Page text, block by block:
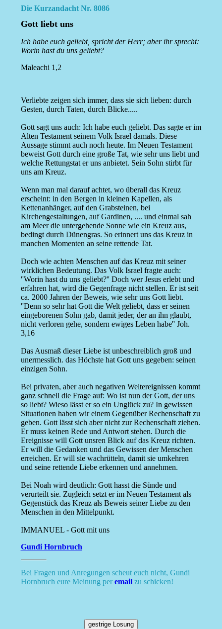
Die Kurzandacht Nr. 8086
Gott liebt uns
Ich habe euch geliebt, spricht der Herr; aber ihr sprecht:
Worin hast du uns geliebt?
Maleachi 1,2
Verliebte zeigen sich immer, dass sie sich lieben: durch
Gesten, durch Taten, durch Blicke.....
Gott sagt uns auch: Ich habe euch geliebt. Das sagte er im
Alten Testament seinem Volk Israel damals. Diese
Aussage stimmt auch noch heute. Im Neuen Testament
beweist Gott durch eine große Tat, wie sehr uns liebt und
welche Rettungstat er uns anbietet. Sein Sohn stirbt für
uns am Kreuz.
Wenn man mal darauf achtet, wo überall das Kreuz
erscheint: in den Bergen in kleinen Kapellen, als
Kettenanhänger, auf den Grabsteinen, bei
Kirchengestaltungen, auf Gardinen, .... und einmal sah
am Meer die untergehende Sonne wie ein Kreuz aus,
bedingt durch Dünengras. So erinnert uns das Kreuz in
manchen Momenten an seine rettende Tat.
Doch wie achten Menschen auf das Kreuz mit seiner
wirklichen Bedeutung. Das Volk Israel fragte auch:
''Worin hast du uns geliebt?'' Doch wer Jesus erlebt und
erfahren hat, wird die Gegenfrage nicht stellen. Er ist seit
ca. 2000 Jahren der Beweis, wie sehr uns Gott liebt.
''Denn so sehr hat Gott die Welt geliebt, dass er seinen
eingeborenen Sohn gab, damit jeder, der an ihn glaubt,
nicht verloren gehe, sondern ewiges Leben habe'' Joh.
3,16
Das Ausmaß dieser Liebe ist unbeschreiblich groß und
unermesslich. das Höchste hat Gott uns gegeben: seinen
einzigen Sohn.
Bei privaten, aber auch negativen Weltereignissen kommt
ganz schnell die Frage auf: Wo ist nun der Gott, der uns
so liebt? Wieso lässt er so ein Unglück zu? In gewissen
Situationen haben wir einem Gegenüber Rechenschaft zu
geben. Gott lässt sich aber nicht zur Rechenschaft ziehen.
Er muss keinen Rede und Antwort stehen. Durch die
Ereignisse will Gott unsren Blick auf das Kreuz richten.
Er will die Gedanken und das Gewissen der Menschen
erreichen. Er will sie wachrütteln, damit sie umkehren
und seine rettende Liebe erkennen und annehmen.
Bei Noah wird deutlich: Gott hasst die Sünde und
verurteilt sie. Zugleich setzt er im Neuen Testament als
Gegenstück das Kreuz als Beweis seiner Liebe zu den
Menschen in den Mittelpunkt.
IMMANUEL - Gott mit uns
Gundi Hornbruch
Bei Fragen und Anregungen scheut euch nicht, Gundi
Hornbruch eure Meinung peremailzu schicken!
gestrige Losung